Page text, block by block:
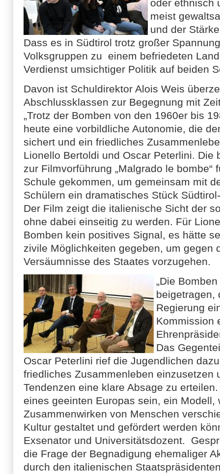
oder ethnisch
meist
und der
Dass es in Südtirol trotz großer
Volksgruppen zu einem befriedeten
Verdienst umsichtiger Politik auf beiden
Davon ist Schuldirektor Alois Weis
Abschlussklassen zur Begegnung mit
„Trotz der Bomben von den 1960er bis
heute eine vorbildliche Autonomie, die
sichert und ein friedliches
Lionello Bertoldi und Oscar Peterlini. Die
zur Filmvorführung „Malgrado le bombe“
Schule gekommen, um gemeinsam mit
Schülern ein dramatisches Stück
Der Film zeigt die italienische Sicht der
ohne dabei einseitig zu werden. Für
Bomben kein positives Signal, es hätte
zivile Möglichkeiten gegeben, um gegen
Versäumnisse des Staates vorzugehen.
„Die
beigetragen,
Regierung
Kommission
Das
Oscar Peterlini rief die Jugendlichen
friedliches Zusammenleben einzusetzen
Tendenzen eine klare Absage zu
eines geeinten Europas sein, ein Modell,
Zusammenwirken von Menschen
Kultur gestaltet und gefördert werden
Exsenator und Universitätsdozent.
die Frage der Begnadigung ehemaliger
durch den italienischen